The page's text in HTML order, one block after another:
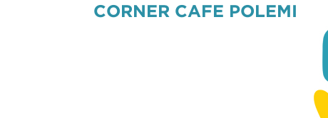
CORNER CAFE POLEMI